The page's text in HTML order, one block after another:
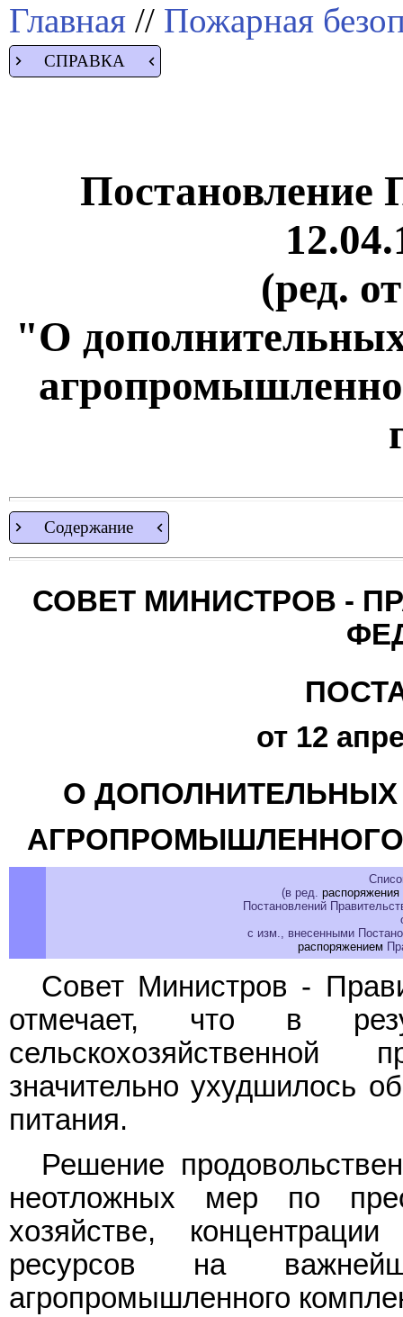
Главная // Пожарная
СПРАВКА
Постановление
(ред.
"О
Содержание
СОВЕТ МИНИСТРОВ -
от 12
О ДОПОЛНИТЕЛЬНЫХ
АГРОПРОМЫШЛЕННОГО
(в ред. распоряжения
Постановлений
с изм., внесенными
распоряжением
Совет Министров -
отмечает, что в
значительно ухудшилось
питания.
Решение
неотложных мер по
хозяйстве,
ресурсов на
агропромышленного